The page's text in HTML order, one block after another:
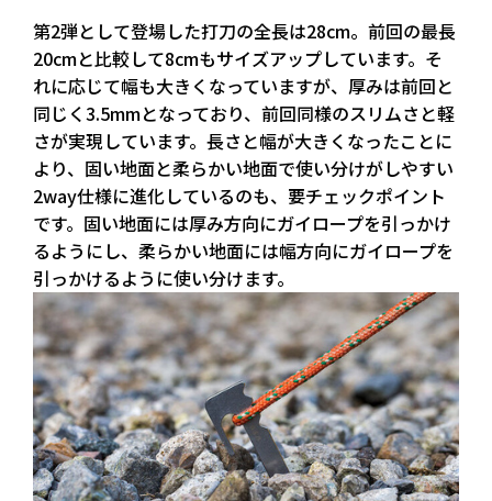
第2弾として登場した打刀の全長は28cm。前回の最長
20cmと比較して8cmもサイズアップしています。そ
れに応じて幅も大きくなっていますが、厚みは前回と
同じく3.5mmとなっており、前回同様のスリムさと軽
さが実現しています。長さと幅が大きくなったことに
より、固い地面と柔らかい地面で使い分けがしやすい
2way仕様に進化しているのも、要チェックポイント
です。固い地面には厚み方向にガイロープを引っかけ
るようにし、柔らかい地面には幅方向にガイロープを
引っかけるように使い分けます。